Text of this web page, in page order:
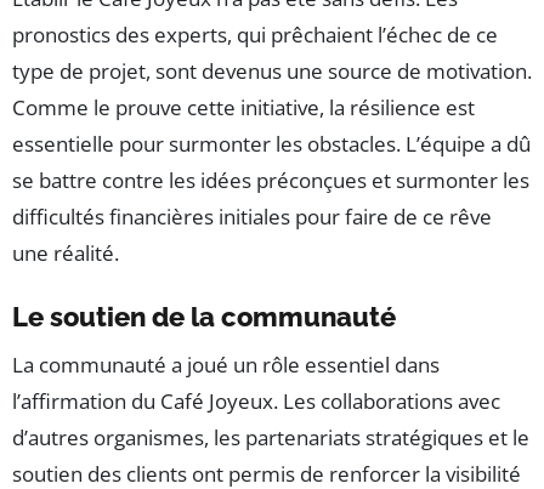
pronostics des experts, qui prêchaient l’échec de ce
type de projet, sont devenus une source de motivation.
Comme le prouve cette initiative, la résilience est
essentielle pour surmonter les obstacles. L’équipe a dû
se battre contre les idées préconçues et surmonter les
difficultés financières initiales pour faire de ce rêve
une réalité.
Le soutien de la communauté
La communauté a joué un rôle essentiel dans
l’affirmation du Café Joyeux. Les collaborations avec
d’autres organismes, les partenariats stratégiques et le
soutien des clients ont permis de renforcer la visibilité